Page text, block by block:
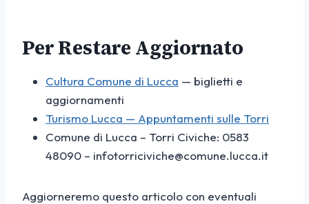
Per Restare Aggiornato
Cultura Comune di Lucca — biglietti e
aggiornamenti
Turismo Lucca — Appuntamenti sulle Torri
Comune di Lucca – Torri Civiche: 0583
48090 – infotorriciviche@comune.lucca.it
Aggiorneremo questo articolo con eventuali